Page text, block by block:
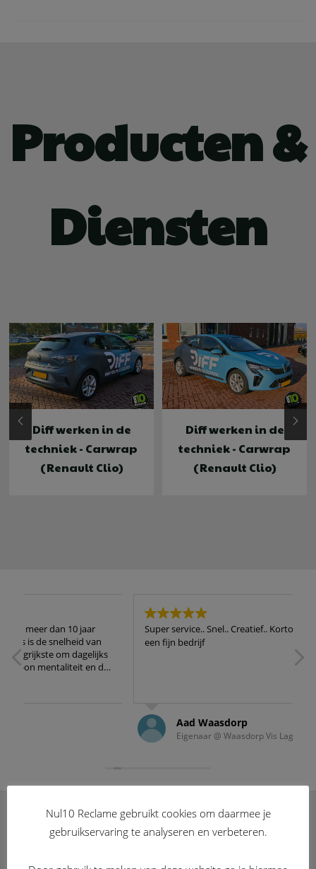
Producten &
Diensten
Diff werken in de
techniek - Carwrap
(Renault Clio)
Diff werken in de
techniek - Carwrap
(Renault Clio)
Super service.. Snel.. Creatief.. Kortom
een fijn bedrijf
Aad Waasdorp
Eigenaar @ Waasdorp Vis LageLand
Nul10 Reclame gebruikt cookies om daarmee je
gebruikservaring te analyseren en verbeteren.